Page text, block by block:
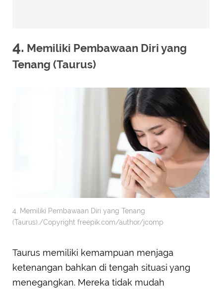
4. Memiliki Pembawaan Diri yang
Tenang (Taurus)
4. Memiliki Pembawaan Diri yang Tenang
(Taurus)./Copyright freepik.com/author/jcomp
Taurus memiliki kemampuan menjaga
ketenangan bahkan di tengah situasi yang
menegangkan. Mereka tidak mudah